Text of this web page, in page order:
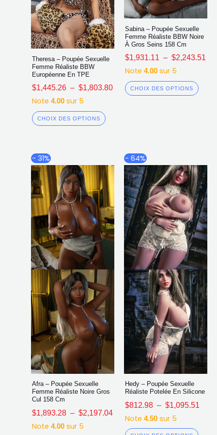
Theresa – Poupée Sexuelle
Femme Réaliste BBW
Européenne En TPE
$1,445.26 – $1,803.80
Note 4.00sur 5
CHOIX DES OPTIONS
produit
Sabina – Poupée Sexuelle
Femme Réaliste BBW Noire
À Gros Seins 158 Cm
$1,931.11 – $2,243.51
Note 4.00sur 5
CHOIX DES OPTIONS
- 31%
Afra – Poupée Sexuelle
Femme Réaliste Noire Gros
Cul 158 Cm
$1,893.28 – $2,197.04
Plage
de
prix :
$1,893.28
$2,197.04
Note 4.00sur 5
produit
a
plusieurs
variations.
Les
options
peuvent
choisies
sur
la
du
produit
- 64%
Hedy – Poupée Sexuelle
Réaliste Potelée En Silicone
$812.98 – $1,095.51
de
prix :
à
Note 4.50sur 5
a
Les
être
sur
la
page
du